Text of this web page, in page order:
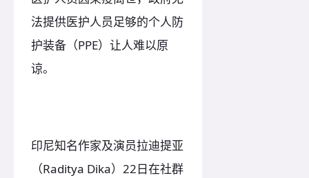
法提供医护人员足够的个人防
护装备（PPE）让人难以原
谅。
印尼知名作家及演员拉迪提亚
（Raditya Dika）22日在社群